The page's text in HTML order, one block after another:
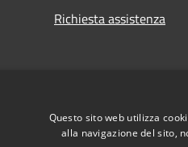
Richiesta assistenza
Questo sito web utilizza
alla navigazione del sito,